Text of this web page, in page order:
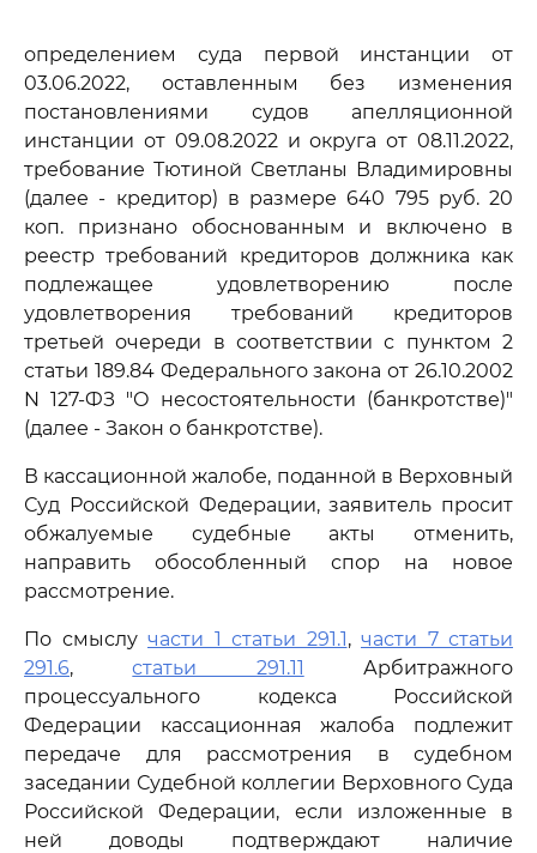
определением суда первой инстанции от
03.06.2022, оставленным без изменения
постановлениями судов апелляционной
инстанции от 09.08.2022 и округа от 08.11.2022,
требование Тютиной Светланы Владимировны
(далее - кредитор) в размере 640 795 руб. 20
коп. признано обоснованным и включено в
реестр требований кредиторов должника как
подлежащее удовлетворению после
удовлетворения требований кредиторов
третьей очереди в соответствии с пунктом 2
статьи 189.84 Федерального закона от 26.10.2002
N 127-ФЗ "О несостоятельности (банкротстве)"
(далее - Закон о банкротстве).
В кассационной жалобе, поданной в Верховный
Суд Российской Федерации, заявитель просит
обжалуемые судебные акты отменить,
направить обособленный спор на новое
рассмотрение.
По смыслу части 1 статьи 291.1, части 7 статьи
291.6,статьи 291.11 Арбитражного
процессуального кодекса Российской
Федерации кассационная жалоба подлежит
передаче для рассмотрения в судебном
заседании Судебной коллегии Верховного Суда
Российской Федерации, если изложенные в
ней доводы подтверждают наличие